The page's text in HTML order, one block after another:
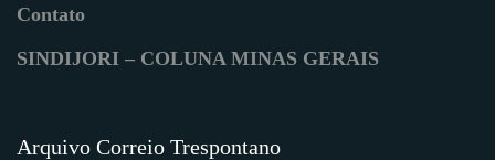
Contato
SINDIJORI – COLUNA MINAS GERAIS
Arquivo Correio Trespontano